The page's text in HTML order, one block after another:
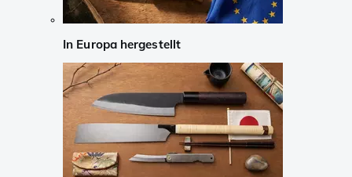
In Europa hergestellt